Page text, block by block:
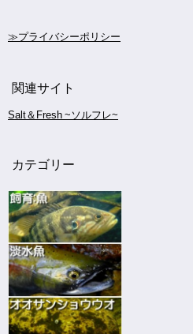
≫プライバシーポリシー
関連サイト
Salt＆Fresh ~ソルフレ~
カテゴリー